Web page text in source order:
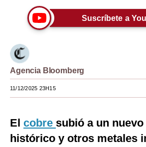
Mundo
México
España
Internacional
Tecnología
Club del Suscriptor
Suscríbete a
Agencia Bloomberg
11/12/2025 23H15
El cobre subió a un
histórico y otros metales